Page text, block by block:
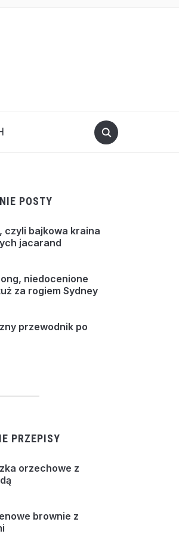
POSTY
czyli bajkowa kraina
jacarand
niedocenione
za rogiem Sydney
przewodnik po
PRZEPISY
orzechowe z
brownie z